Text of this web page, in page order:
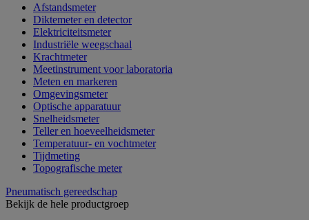
Afstandsmeter
Diktemeter en detector
Elektriciteitsmeter
Industriële weegschaal
Krachtmeter
Meetinstrument voor laboratoria
Meten en markeren
Omgevingsmeter
Optische apparatuur
Snelheidsmeter
Teller en hoeveelheidsmeter
Temperatuur- en vochtmeter
Tijdmeting
Topografische meter
Pneumatisch gereedschap
Bekijk de hele productgroep